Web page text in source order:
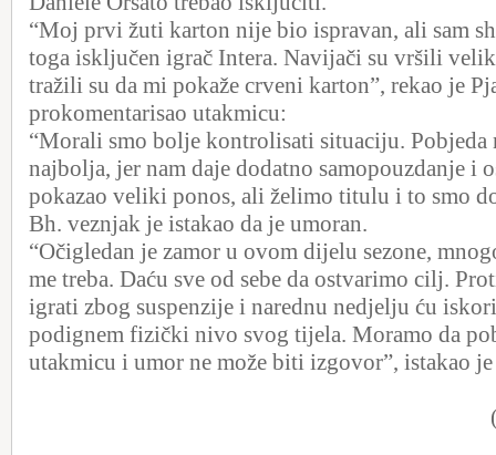
“Moj prvi žuti karton nije bio ispravan, ali sam
toga isključen igrač Intera. Navijači su vršili
tražili su da mi pokaže crveni karton”, rekao je
prokomentarisao utakmicu:
“Morali smo bolje kontrolisati situaciju. Pobjeda
najbolja, jer nam daje dodatno samopouzdanje i
pokazao veliki ponos, ali želimo titulu i to smo
Bh. veznjak je istakao da je umoran.
“Očigledan je zamor u ovom dijelu sezone,
me treba. Daću sve od sebe da ostvarimo cilj.
igrati zbog suspenzije i narednu nedjelju ću
podignem fizički nivo svog tijela. Moramo da
utakmicu i umor ne može biti izgovor”, istakao